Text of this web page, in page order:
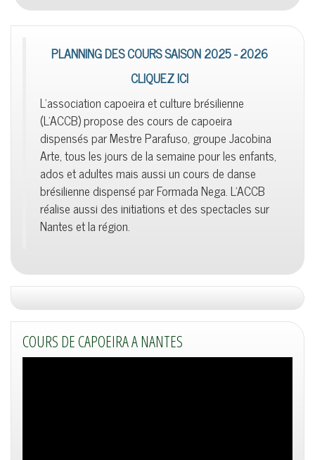
PLANNING DES COURS SAISON 2025 - 2026
CLIQUEZ ICI
L'association capoeira et culture brésilienne
(L'ACCB) propose des cours de capoeira
dispensés par Mestre Parafuso, groupe Jacobina
Arte, tous les jours de la semaine pour les enfants,
ados et adultes mais aussi un cours de danse
brésilienne dispensé par Formada Nega. L'ACCB
réalise aussi des initiations et des spectacles sur
Nantes et la région.
COURS DE CAPOEIRA A NANTES